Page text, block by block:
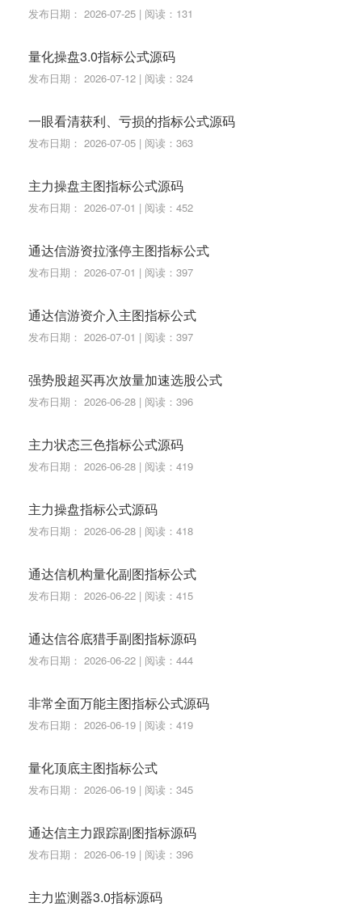
发布日期： 2026-07-25 | 阅读：131
量化操盘3.0指标公式源码
发布日期： 2026-07-12 | 阅读：324
一眼看清获利、亏损的指标公式源码
发布日期： 2026-07-05 | 阅读：363
主力操盘主图指标公式源码
发布日期： 2026-07-01 | 阅读：452
通达信游资拉涨停主图指标公式
发布日期： 2026-07-01 | 阅读：397
通达信游资介入主图指标公式
发布日期： 2026-07-01 | 阅读：397
强势股超买再次放量加速选股公式
发布日期： 2026-06-28 | 阅读：396
主力状态三色指标公式源码
发布日期： 2026-06-28 | 阅读：419
主力操盘指标公式源码
发布日期： 2026-06-28 | 阅读：418
通达信机构量化副图指标公式
发布日期： 2026-06-22 | 阅读：415
通达信谷底猎手副图指标源码
发布日期： 2026-06-22 | 阅读：444
非常全面万能主图指标公式源码
发布日期： 2026-06-19 | 阅读：419
量化顶底主图指标公式
发布日期： 2026-06-19 | 阅读：345
通达信主力跟踪副图指标源码
发布日期： 2026-06-19 | 阅读：396
主力监测器3.0指标源码